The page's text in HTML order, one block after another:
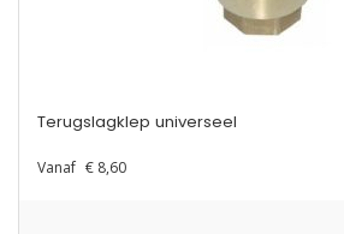
Terugslagklep universeel
Vanaf € 8,60